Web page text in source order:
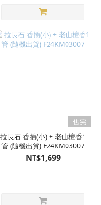
售完
拉長石 香插(小) + 老山檀香1
管 (隨機出貨) F24KM03007
NT$1,699